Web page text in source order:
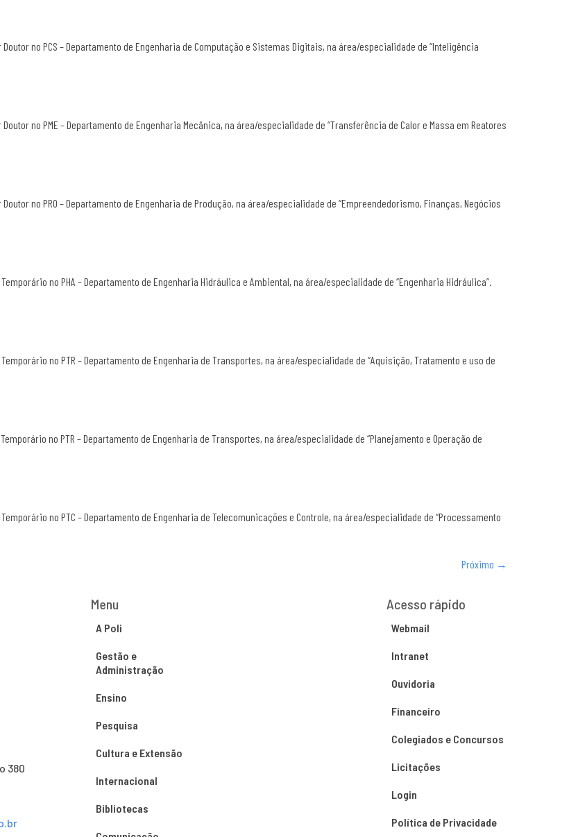
Doutor no PCS – Departamento de Engenharia de Computação e Sistemas Digitais, na área/especialidade de “Inteligência
Doutor no PME – Departamento de Engenharia Mecânica, na área/especialidade de “Transferência de Calor e Massa em Reatores
Doutor no PRO – Departamento de Engenharia de Produção, na área/especialidade de “Empreendedorismo, Finanças, Negócios
Temporário no PHA – Departamento de Engenharia Hidráulica e Ambiental, na área/especialidade de “Engenharia Hidráulica”.
Temporário no PTR – Departamento de Engenharia de Transportes, na área/especialidade de “Aquisição, Tratamento e uso de
Temporário no PTR – Departamento de Engenharia de Transportes, na área/especialidade de “Planejamento e Operação de
Temporário no PTC – Departamento de Engenharia de Telecomunicações e Controle, na área/especialidade de “Processamento
Próximo →
380
Menu
A Poli
Gestão e
Administração
Ensino
Pesquisa
Cultura e Extensão
Internacional
Bibliotecas
Acesso rápido
Webmail
Intranet
Ouvidoria
Financeiro
Colegiados e Concursos
Licitações
Login
Política de Privacidade